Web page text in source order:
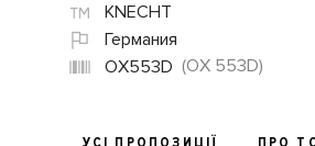
KNECHT
Германия
OX553D (OX 553D)